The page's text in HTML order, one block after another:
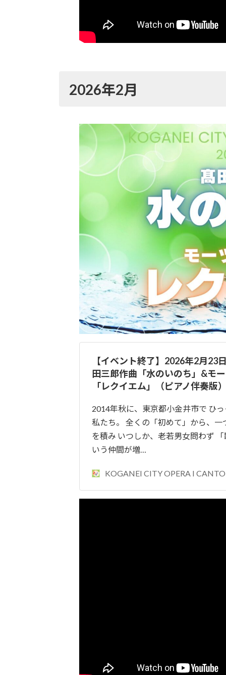
2026年2月
【イベント終了】2026年2月23
田三郎作曲「水のいのち」&モ
「レクイエム」（ピアノ伴奏版
2014年秋に、東京都小金井市で ひ
私たち。 全くの「初めて」から、一
を積み いつしか、老若男女問わず
いう仲間が増…
KOGANEI CITY OPERA I